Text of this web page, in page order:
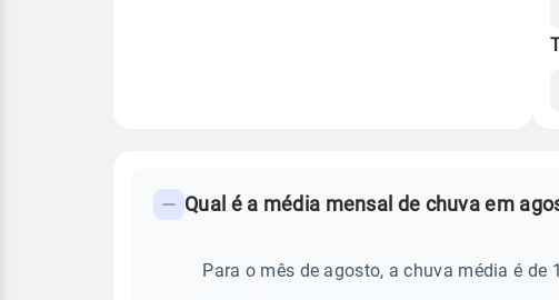
frequentes
Qual é a média mensal de chuva em
Para o mês de agosto, a chuva média é de